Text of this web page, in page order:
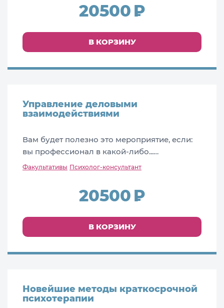
20500
В КОРЗИНУ
Управление деловыми
взаимодействиями
Вам будет полезно это мероприятие, если:
вы профессионал в какой-либо...…
Факультативы Психолог-консультант
20500
В КОРЗИНУ
Новейшие методы краткосрочной
психотерапии